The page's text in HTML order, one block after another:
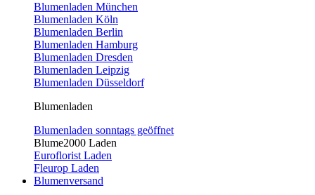
Blumenladen München
Blumenladen Köln
Blumenladen Berlin
Blumenladen Hamburg
Blumenladen Dresden
Blumenladen Leipzig
Blumenladen Düsseldorf
Blumenladen
Blumenladen sonntags geöffnet
Blume2000 Laden
Euroflorist Laden
Fleurop Laden
Blumenversand